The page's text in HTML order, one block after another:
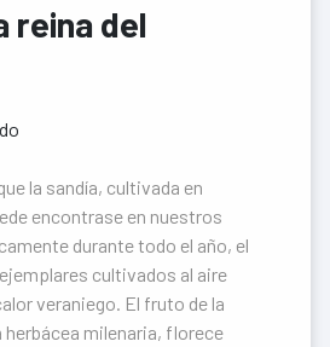
reina del
la sandía, cultivada en
encontrase en nuestros
durante todo el año, el
cultivados al aire
veraniego. El fruto de la
herbácea milenaria, florece